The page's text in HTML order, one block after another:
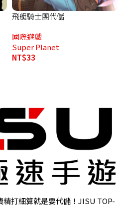
飛艇騎士團代儲
國際遊戲
Super Planet
NT$33
打細算就是要代儲！JISU TOP-